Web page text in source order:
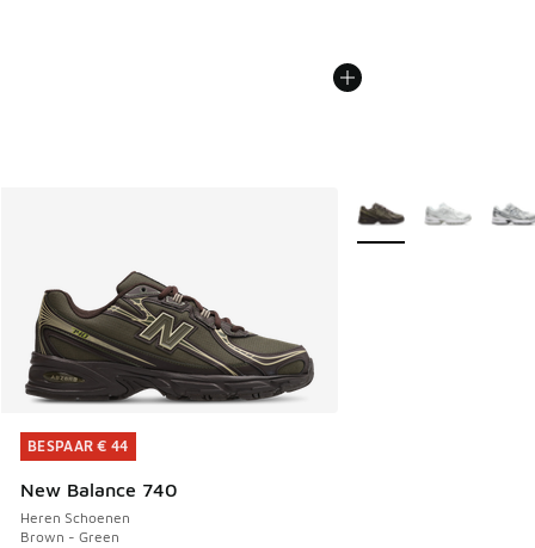
BESPAAR € 44
New Balance 740
Heren Schoenen
Brown - Green
BESPAAR € 44
Meer kleuren